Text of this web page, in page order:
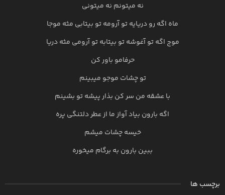
نه میتونم نه میتونی
ماه اگه رو دریایه تو آرومه تو بیتابی مثه موجا
موج اگه تو آغوشه تو بیتابه تو آرومی مثه دریا
حرفامو باور کن
تو چشات موجو میبینم
با عشقه من سر کن بذار پیشه تو بشینم
اگه بارون بیاد آواز ما از عطر دلتنگی پره
خیسه چشات میشم
ببین بارون به برگام میخوره
برچسب ها